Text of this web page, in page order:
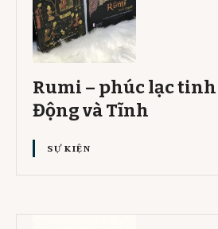
Rumi – phúc lạc
Động và Tĩnh
SỰ KIỆN